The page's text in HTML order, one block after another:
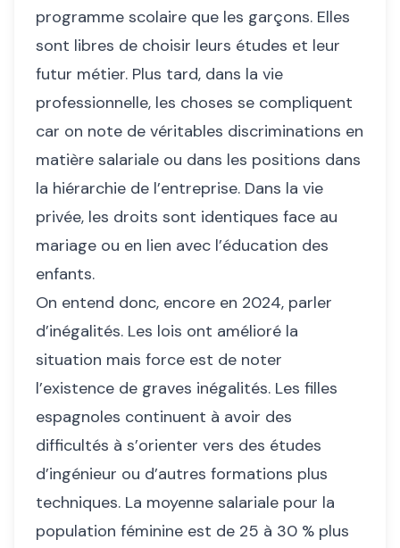
programme scolaire que les garçons. Elles
sont libres de choisir leurs études et leur
futur métier. Plus tard, dans la vie
professionnelle, les choses se compliquent
car on note de véritables discriminations en
matière salariale ou dans les positions dans
la hiérarchie de l’entreprise. Dans la vie
privée, les droits sont identiques face au
mariage ou en lien avec l’éducation des
enfants.
On entend donc, encore en 2024, parler
d’inégalités. Les lois ont amélioré la
situation mais force est de noter
l’existence de graves inégalités. Les filles
espagnoles continuent à avoir des
difficultés à s’orienter vers des études
d’ingénieur ou d’autres formations plus
techniques. La moyenne salariale pour la
population féminine est de 25 à 30 % plus